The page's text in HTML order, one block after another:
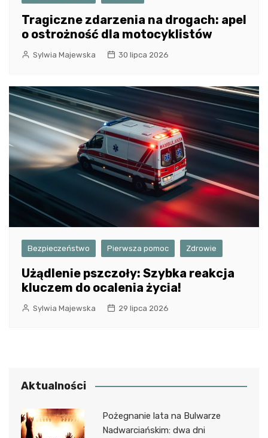
Tragiczne zdarzenia na drogach: apel
o ostrożność dla motocyklistów
Sylwia Majewska 30 lipca 2026
Bezpieczeństwo Pierwsza pomoc Zdrowie
Użądlenie pszczoły: Szybka reakcja
kluczem do ocalenia życia!
Sylwia Majewska 29 lipca 2026
Aktualności
Pożegnanie lata na Bulwarze
Nadwarciańskim: dwa dni